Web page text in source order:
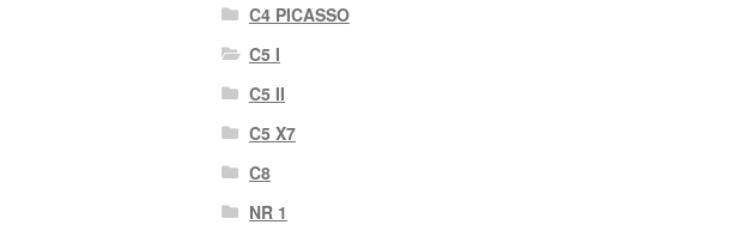
C4 PICASSO
C5 I
C5 II
C5 X7
C8
NR 1